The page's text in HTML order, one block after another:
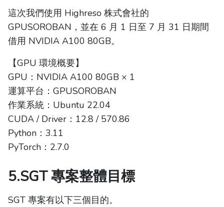
這次我們使用 Highreso 株式會社的
GPUSOROBAN，並在 6 月 1 日至 7 月 31 日期間
借用 NVIDIA A100 80GB。
【GPU 環境概要】
GPU：NVIDIA A100 80GB × 1
運算平台：GPUSOROBAN
作業系統：Ubuntu 22.04
CUDA / Driver：12.8 / 570.86
Python：3.11
PyTorch：2.7.0
5.SGT 專案整體目標
SGT 專案有以下三個目的。